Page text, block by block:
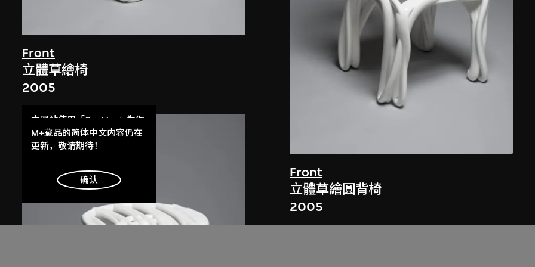
Front
立體草繪椅
2005
Front
立體草繪圓背椅
2005
本网站使用「Cookies」为你
提供最好的网站体验。
了解更多
明白
M+藏品的简体中文内容仍在
更新，敬请期待！
确认